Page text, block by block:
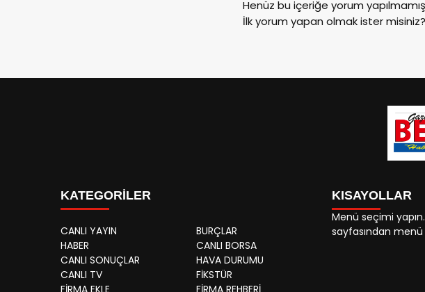
Henüz bu içeriğe yorum
İlk yorum yapan olmak ister misiniz?
KATEGORİLER
CANLI YAYIN
BURÇLAR
HABER
CANLI BORSA
CANLI SONUÇLAR
HAVA DURUMU
CANLI TV
FİKSTÜR
FİRMA EKLE
FİRMA REHBERİ
KISAYOLLAR
Menü seçimi
sayfasından menü